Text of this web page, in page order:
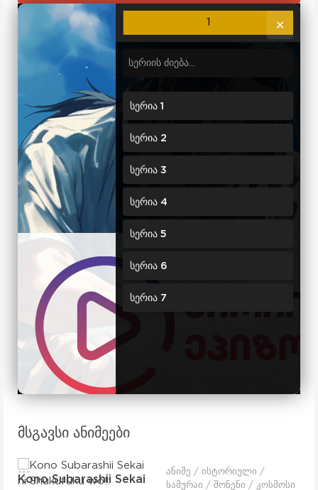
✕
1
სერია 1
სერია 2
სერია 3
სერია 4
სერია 5
სერია 6
სერია 7
მსგავსი ანიმეები
---
Kono Subarashii Sekai
ანიმე / ისტორიული /
სამურაი / შონენი / კოსმოსი